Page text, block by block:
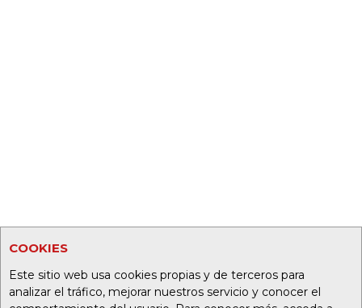
COOKIES
Este sitio web usa cookies propias y de terceros para
analizar el tráfico, mejorar nuestros servicio y conocer el